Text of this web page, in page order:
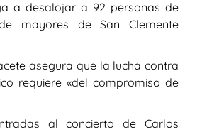
a desalojar a 92 personas de
mayores de San Clemente
asegura que la lucha contra
requiere «del compromiso de
al concierto de Carlos